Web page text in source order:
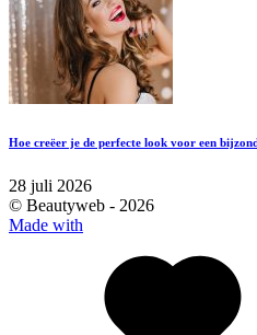
Hoe creëer je de perfecte look voor een
28 juli 2026
© Beautyweb - 2026
Made with